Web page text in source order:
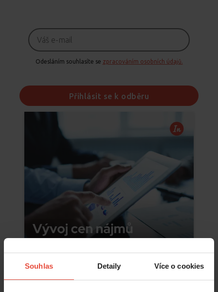
Souhlas Detaily Více o cookies
Odesláním souhlasíte se zpracováním osobních údajů.
Přihlásit se k odběru